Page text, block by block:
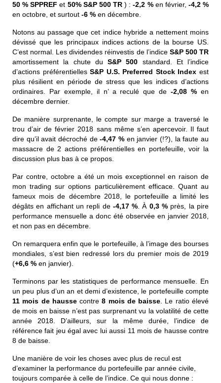
50 % SPPREF et 50% S&P 500 TR) :-2,2 %en février, -4,2 %
en octobre, et surtout -6 % en décembre.
Notons au passage que cet indice hybride a nettement moins
dévissé que les principaux indices actions de la bourse US.
C’est normal. Les dividendes réinvestis de l’indice S&P 500 TR
amortissement la chute du S&P 500 standard. Et l’indice
d’actions préférentiellesS&P U.S. Preferred Stock Index est
plus résilient en période de stress que les indices d’actions
ordinaires. Par exemple, il n’ a reculé que de-2,08 % en
décembre dernier.
De manière surprenante, le compte sur marge a traversé le
trou d’air de février 2018 sans même s’en apercevoir. Il faut
dire qu’il avait décroché de-4,47 % en janvier (!?), la faute au
massacre de 2 actions préférentielles en portefeuille, voir la
discussion plus bas à ce propos.
Par contre, octobre a été un mois exceptionnel en raison de
mon trading sur options particulièrement efficace. Quant au
fameux mois de décembre 2018, le portefeuille a limité les
dégâts en affichant un repli de -4,17 % .À 0,3 % près, la pire
performance mensuelle a donc été observée en janvier 2018,
et non pas en décembre.
On remarquera enfin que le portefeuille, à l’image des bourses
mondiales, s’est bien redressé lors du premier mois de 2019
(+6,6 % en janvier).
Terminons par les statistiques de performance mensuelle. En
un peu plus d’un an et demi d’existence, le portefeuille compte
11 mois de haussecontre8 mois de baisse . Le ratio élevé
de mois en baisse n’est pas surprenant vu la volatilité de cette
année 2018. D’ailleurs, sur la même durée, l’indice de
référence fait jeu égal avec lui aussi 11 mois de hausse contre
8 de baisse.
Une manière de voir les choses avec plus de recul est
d’examiner la performance du portefeuille par année civile,
toujours comparée à celle de l’indice. Ce qui nous donne :